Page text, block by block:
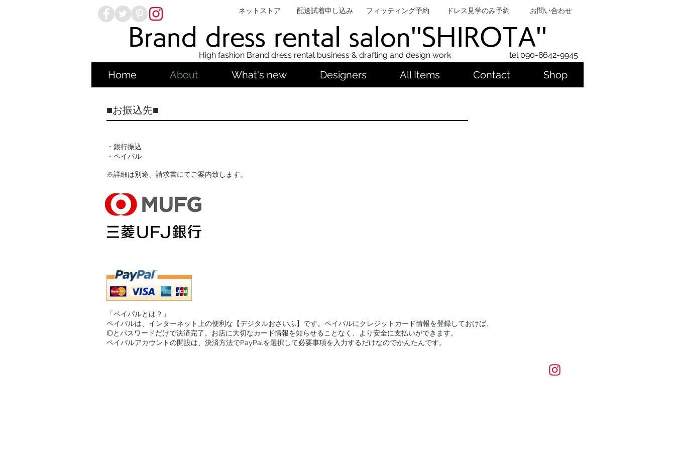
ネットストア 配送試着申し込み フィッティング予約 ドレス見学のみ予約 お問い合わせ
Brand dress rental salon''SHIROTA''
High fashion Brand dress rental business & drafting and design work tel 090-8642-9945
Home About What's new Designers All Items Contact Shop
■お振込先■
・銀行振込
・ペイパル
※詳細は別途、請求書にてご案内致します。
「ペイパルとは？」
ペイパルは、インターネット上の便利な【デジタルおさいふ】です。ペイパルにクレジットカード情報を登録しておけば、
IDとパスワードだけで決済完了。お店に大切なカード情報を知らせることなく、より安全に支払いができます。
ペイパルアカウントの開設は、決済方法でPayPalを選択して必要事項を入力するだけなのでかんたんです。